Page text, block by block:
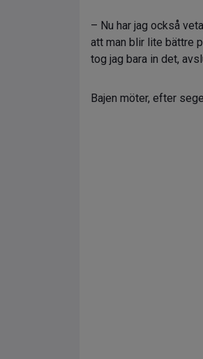
– Nu har jag också
att man blir lite bättre
tog jag bara in det,
Bajen möter, efter